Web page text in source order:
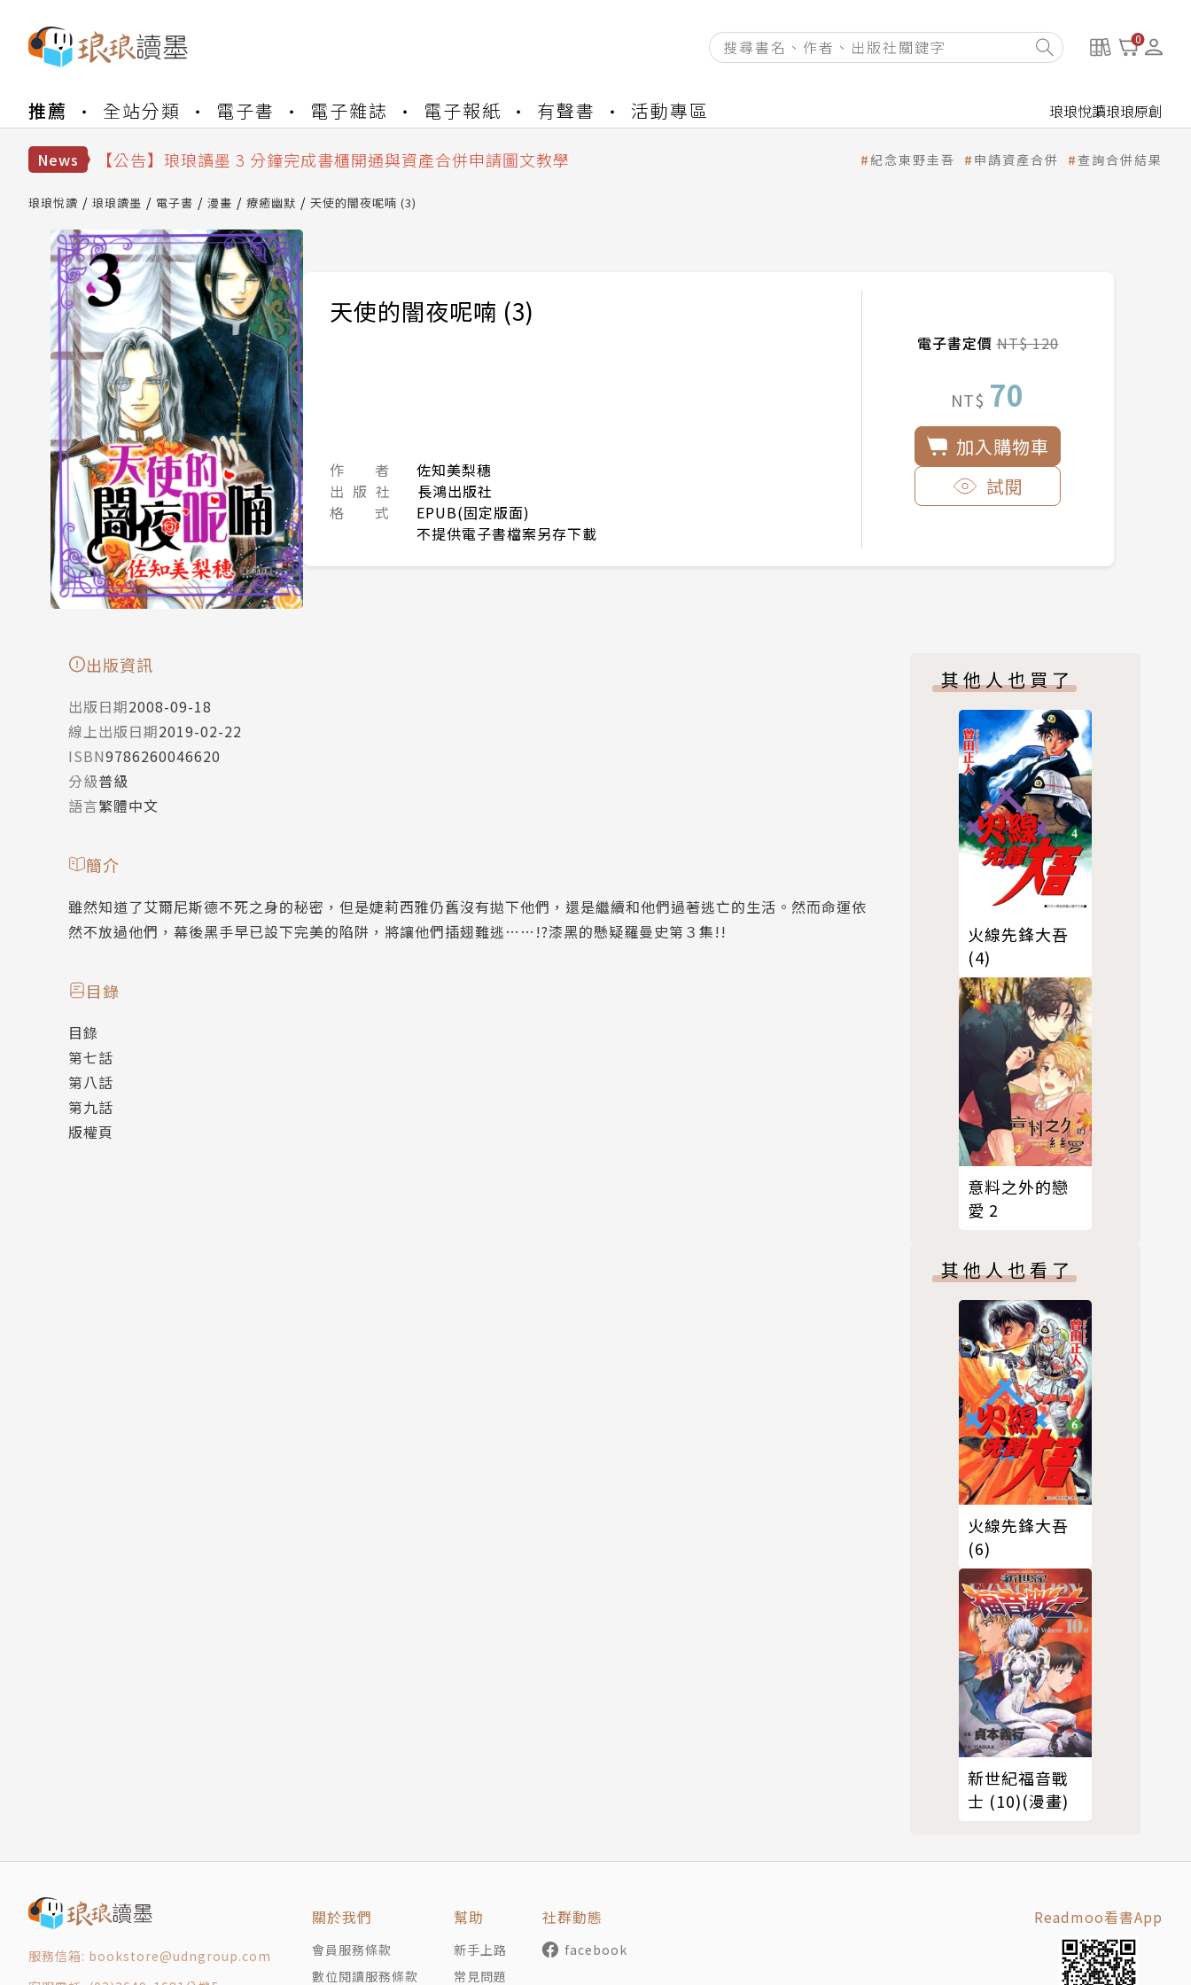
0
推薦 全站分類 電子書 電子雜誌 電子報紙 有聲書 活動專區 琅琅悅讀琅琅原創
News
【公告】琅琅讀墨數位閱讀資產合併與書櫃開通申請
【公告】琅琅讀墨 3 分鐘完成書櫃開通與資產合併申請圖文教學
【公告】琅琅讀墨數位閱讀資產合併與書櫃開通申請
紀念東野圭吾 申請資產合併 查詢合併結果
琅琅悅讀 琅琅讀墨 電子書 漫畫 療癒幽默 天使的闇夜呢喃 (3)
天使的闇夜呢喃 (3)
作 者
佐知美梨穗
出 版 社
長鴻出版社
格 式
EPUB(固定版面)
不提供電子書檔案另存下載
電子書定價NT$ 120
NT$ 70
加入購物車
試閱
出版資訊
出版日期2008-09-18
線上出版日期2019-02-22
ISBN9786260046620
分級普級
語言繁體中文
簡介
雖然知道了艾爾尼斯德不死之身的秘密，但是婕莉西雅仍舊沒有拋下他們，還是繼續和他們過著逃亡的生活。然而命運依
然不放過他們，幕後黑手早已設下完美的陷阱，將讓他們插翅難逃……!?漆黑的懸疑羅曼史第３集!!
目錄
目錄
第七話
第八話
第九話
版權頁
其他人也買了
火線先鋒大吾
(4)
意料之外的戀
愛 2
其他人也看了
火線先鋒大吾
(6)
新世紀福音戰
士 (10)(漫畫)
服務信箱: bookstore@udngroup.com
關於我們
會員服務條款
數位閱讀服務條款
幫助
新手上路
常見問題
社群動態
facebook
Readmoo看書App